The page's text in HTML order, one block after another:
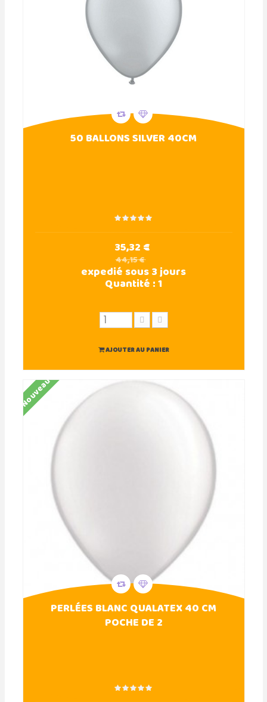
50 BALLONS SILVER 40CM
35,32 €
44,15 €
expedié sous 3 jours
Quantité :1
AJOUTER AU PANIER
Nouveau
PERLÉES BLANC QUALATEX 40 CM
POCHE DE 2